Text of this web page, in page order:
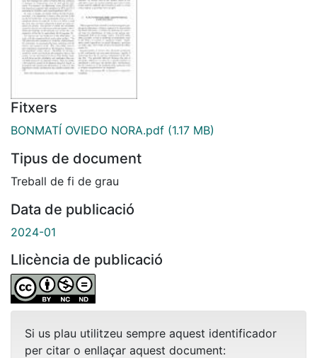
Fitxers
BONMATÍ OVIEDO NORA.pdf (1.17 MB)
Tipus de document
Treball de fi de grau
Data de publicació
2024-01
Llicència de publicació
Si us plau utilitzeu sempre aquest identificador
per citar o enllaçar aquest document: